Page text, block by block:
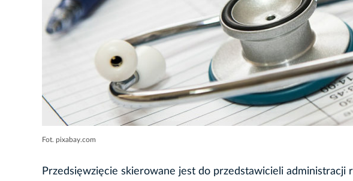
Fot. pixabay.com
Przedsięwzięcie skierowane jest do przedstawicieli administracji